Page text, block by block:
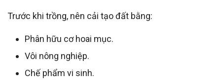
Trước khi trồng, nên cải tạo đất bằng:
Phân hữu cơ hoai mục.
Vôi nông nghiệp.
Chế phẩm vi sinh.